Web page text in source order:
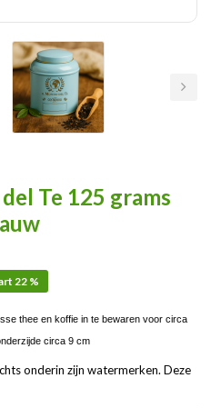
Te 125 grams
22 %
thee en koffie in te bewaren voor circa
circa 9 cm
onderin zijn watermerken. Deze